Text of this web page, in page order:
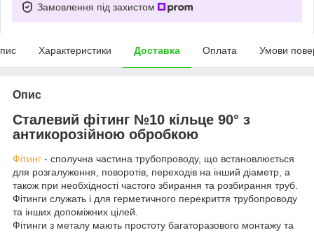
Замовлення під захистом
Характеристики Доставка Оплата Умови
Опис
Сталевий фітинг №10 кільце 90° з
антикорозійною обробкою
Фітинг - сполучна частина трубопроводу, що встановлюється
для розгалуження, поворотів, переходів на інший діаметр, а
також при необхідності частого збирання та розбирання труб.
Фітинги служать і для герметичного перекриття трубопроводу
та інших допоміжних цілей.
Фітинги з металу мають простоту багаторазового монтажу та